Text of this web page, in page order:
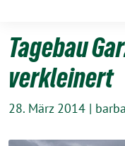
Tagebau
verkleinert
28. März 2014 |